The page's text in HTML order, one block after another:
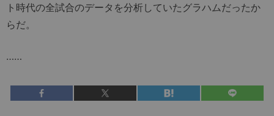
ト時代の全試合のデータを分析していたグラハムだったか
らだ。
……